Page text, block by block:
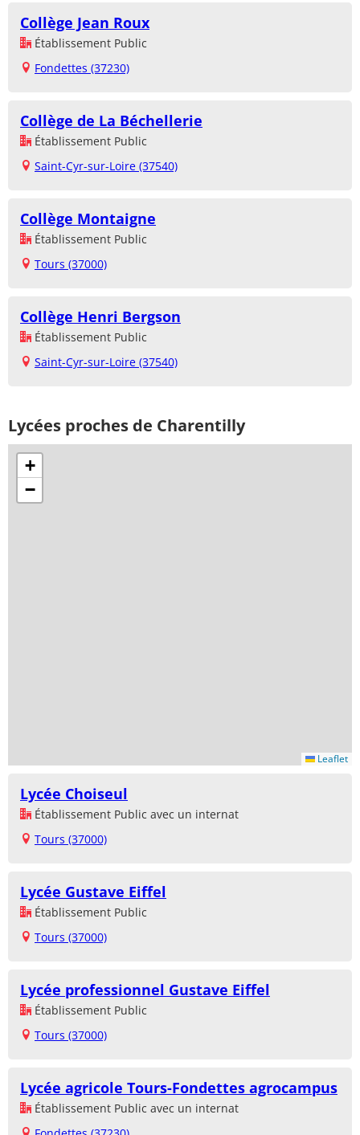
Collège Jean Roux
Établissement Public
Fondettes (37230)
Collège de La Béchellerie
Établissement Public
Saint-Cyr-sur-Loire (37540)
Collège Montaigne
Établissement Public
Tours (37000)
Collège Henri Bergson
Établissement Public
Saint-Cyr-sur-Loire (37540)
Lycées proches de Charentilly
+
−
Leaflet
Lycée Choiseul
Établissement Public avec un internat
Tours (37000)
Lycée Gustave Eiffel
Établissement Public
Tours (37000)
Lycée professionnel Gustave Eiffel
Établissement Public
Tours (37000)
Lycée agricole Tours-Fondettes agrocampus
Établissement Public avec un internat